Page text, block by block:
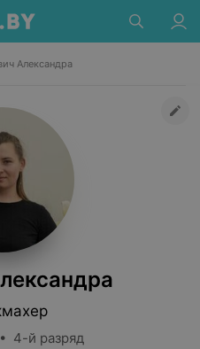
Александра
4-й разряд